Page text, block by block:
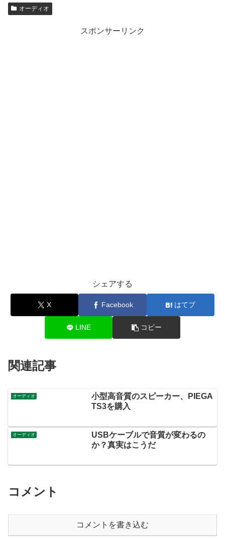
オーディオ
スポンサーリンク
シェアする
X Facebook はてブ
LINE コピー
関連記事
オーディオ
小型高音質のスピーカー、PIEGA
TS3を購入
オーディオ
USBケーブルで音質が変わるの
か？真実はこうだ
コメント
コメントを書き込む